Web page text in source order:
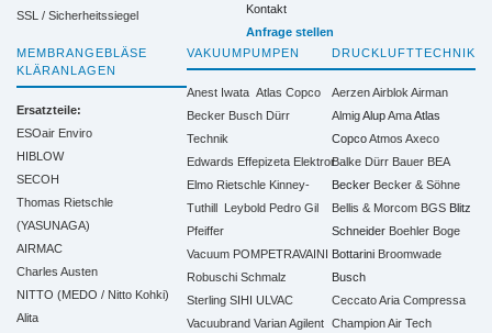
SSL / Sicherheitssiegel
Kontakt
Anfrage stellen
MEMBRANGEBLÄSE
KLÄRANLAGEN
Ersatzteile:
ESOair Enviro
HIBLOW
SECOH
Thomas Rietschle
(YASUNAGA)
AIRMAC
Charles Austen
NITTO (MEDO / Nitto Kohki)
Alita
VAKUUMPUMPEN
Anest Iwata Atlas Copco
Becker Busch Dürr
Technik
Edwards Effepizeta Elektror
Elmo Rietschle Kinney-
Tuthill Leybold Pedro Gil
Pfeiffer
Vacuum POMPETRAVAINI
Robuschi Schmalz
Sterling SIHI ULVAC
Vacuubrand Varian Agilent
DRUCKLUFTTECHNIK
AerzenAirblok Airman
Almig Alup Ama Atlas
Copco Atmos Axeco
Balke Dürr Bauer BEA
Becker Becker & Söhne
Bellis & Morcom BGS Blitz
Schneider Boehler Boge
Bottarini Broomwade
Busch
Ceccato Aria Compressa
Champion Air Tech